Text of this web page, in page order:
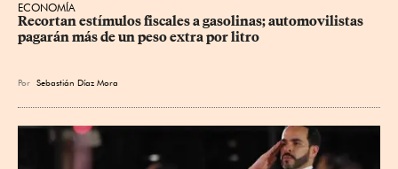
ECONOMÍA
Recortan estímulos fiscales a gasolinas; automovilistas
pagarán más de un peso extra por litro
Por Sebastián Díaz Mora